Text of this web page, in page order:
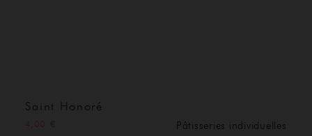
Saint Honoré
Pâtisseries individuelles